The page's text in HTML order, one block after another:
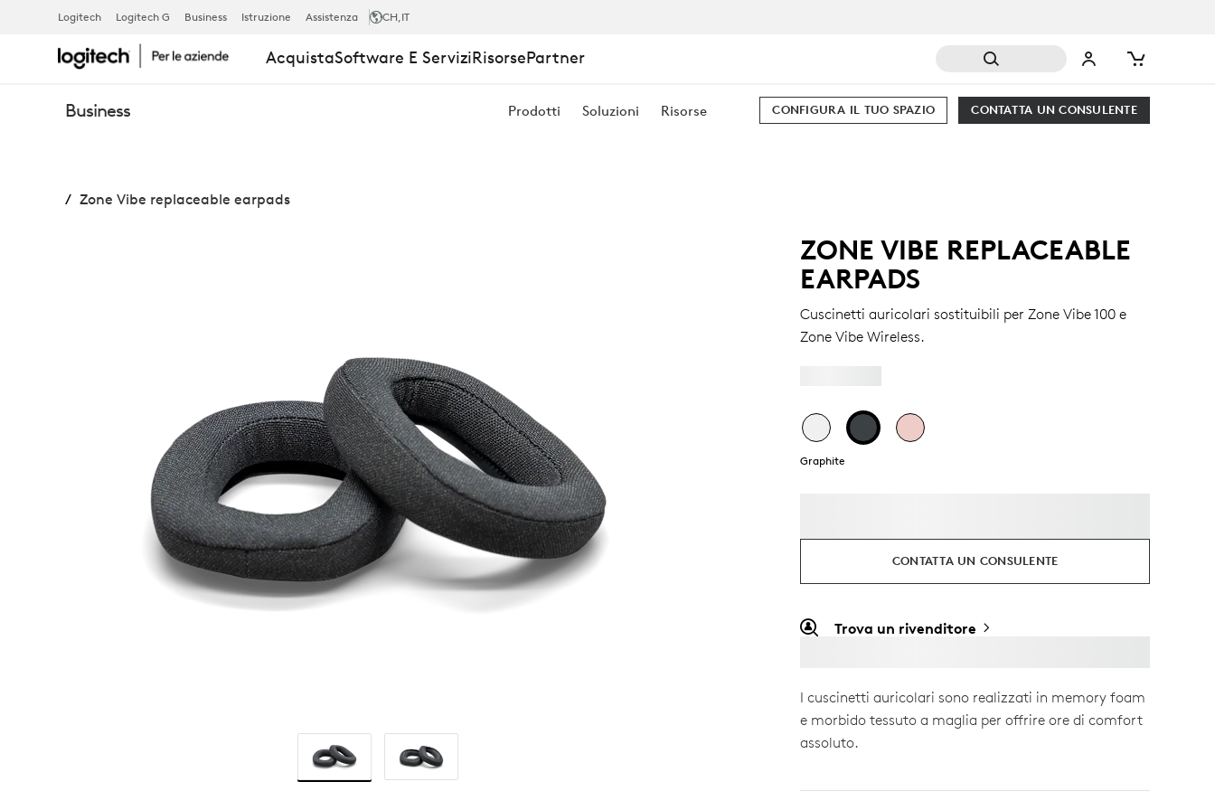
CUSCINETTI
AURICOLARI
SOSTITUIBILI
Logitech Logitech G Business Istruzione Assistenza CH,IT
AcquistaSoftware E ServiziRisorsePartner
Business Prodotti Soluzioni Risorse CONTATTA UN CONSULENTE
CONFIGURA IL TUO SPAZIO
Zone Vibe replaceable earpads
ZONE VIBE REPLACEABLE
EARPADS
Cuscinetti auricolari sostituibili per Zone Vibe 100 e
Zone Vibe Wireless.
Graphite
CONTATTA UN CONSULENTE
Trova un rivenditore
I cuscinetti auricolari sono realizzati in memory foam
e morbido tessuto a maglia per offrire ore di comfort
assoluto.